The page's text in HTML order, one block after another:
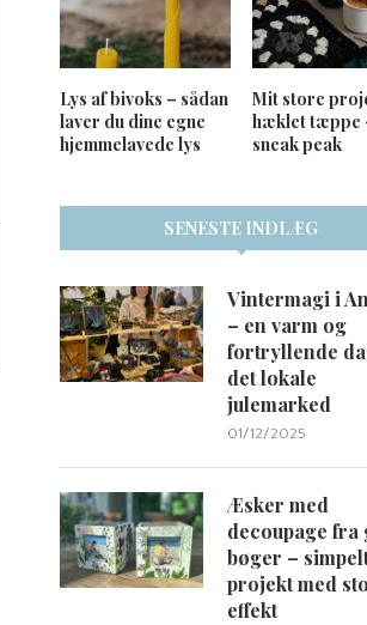
Lys af bivoks – sådan
laver du dine egne
hjemmelavede lys
Mit store
hæklet tæppe
sneak peak
SENESTE INDLÆG
Vintermagi i
– en varm og
fortryllende
det lokale
julemarked
01/12/2025
Æsker med
decoupage fra
bøger –
projekt med
effekt